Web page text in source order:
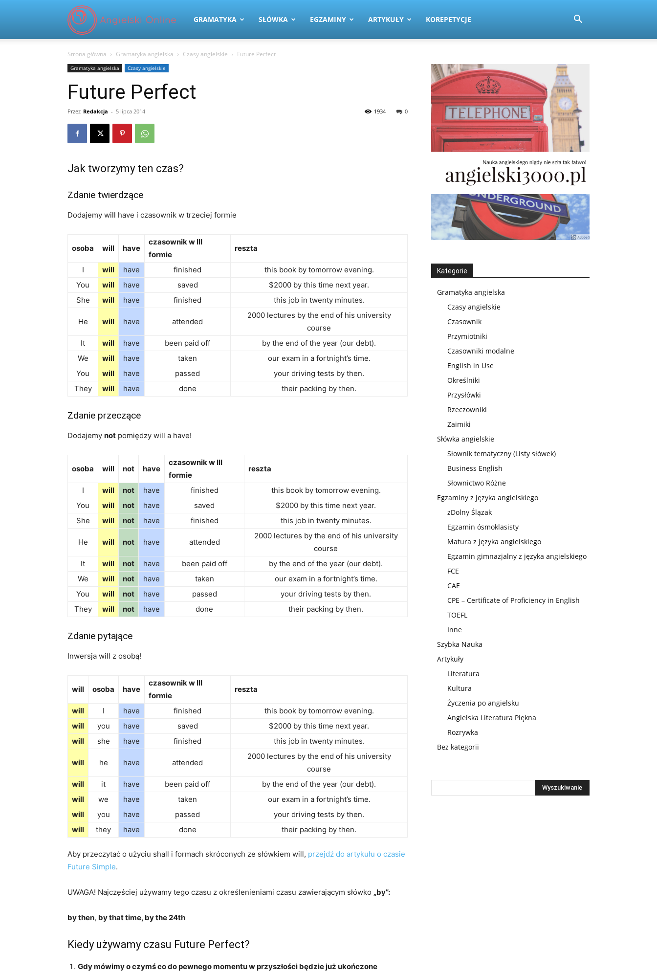
Angielski
Online
GRAMATYKA SŁÓWKA EGZAMINY ARTYKUŁY KOREPETYCJE
Strona główna Gramatyka angielska Czasy angielskie Future Perfect
Gramatyka angielska Czasy angielskie
Future Perfect
Przez Redakcja - 5 lipca 2014 0
1934
Jak tworzymy ten czas?
Zdanie twierdzące
Dodajemy will have i czasownik w trzeciej formie
osoba will have
czasownik w III
formie
reszta
I will have finished
this book by tomorrow evening.
You
will have saved
$2000 by this time next year.
She
will have finished this job in twenty minutes.
He will have attended
2000 lectures by the end of his university
course
It
will have been paid off
by the end of the year (our debt).
We
will have taken
our exam in a fortnight’s time.
You
will have passed
your driving tests by then.
They
will have done their packing by then.
Zdanie przeczące
Dodajemy not pomiędzy will a have!
osoba will not have
czasownik w III
formie
reszta
I will not have finished
this book by tomorrow evening.
You
will not have saved
$2000 by this time next year.
She
will not have finished this job in twenty minutes.
He will not have attended
2000 lectures by the end of his university
course
It
will not have been paid off
by the end of the year (our debt).
We
will not have taken
our exam in a fortnight’s time.
You
will not have passed
your driving tests by then.
They
will not have done their packing by then.
Zdanie pytające
Inwersja will z osobą!
will osoba have
czasownik w III
formie
reszta
will I have finished
this book by tomorrow evening.
will
you have saved
$2000 by this time next year.
will
she have finished this job in twenty minutes.
will he have attended
2000 lectures by the end of his university
course
will
it have been paid off
by the end of the year (our debt).
will
we have taken
our exam in a fortnight’s time.
will
you have passed
your driving tests by then.
will
they have done their packing by then.
Aby przeczytać o użyciu shall i formach skróconych ze słówkiem will, przejdź do artykułu o czasie
Future Simple.
UWAGA! Najczęściej używamy tego czasu z określenieniami czasu zawierającym słówko „by”:
by then, by that time, by the 24th
Kiedy używamy czasu Future Perfect?
Gdy mówimy o czymś co do pewnego momentu w przyszłości będzie już ukończone
Kategorie
Gramatyka angielska
Czasy angielskie
Czasownik
Przymiotniki
Czasowniki modalne
English in Use
Określniki
Przysłówki
Rzeczowniki
Zaimiki
Słówka angielskie
Słownik tematyczny (Listy słówek)
Business English
Słownictwo Różne
Egzaminy z języka angielskiego
zDolny Ślązak
Egzamin ósmoklasisty
Matura z języka angielskiego
Egzamin gimnazjalny z języka angielskiego
FCE
CAE
CPE – Certificate of Proficiency in English
TOEFL
Inne
Szybka Nauka
Artykuły
Literatura
Kultura
Życzenia po angielsku
Angielska Literatura Piękna
Rozrywka
Bez kategorii